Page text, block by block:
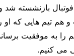
فوتبال بازنشسته
تیم هایی که او
را به موفقیت
می کنیم.